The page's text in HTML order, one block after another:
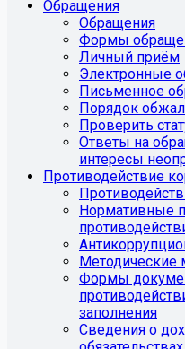
Обращения
Обращения
Формы
Личный приём
Электронные
Письменное
Порядок
Проверить
Ответы на
интересы
Противодействие
Нормативные
Методические
Формы
заполнения
Сведения о